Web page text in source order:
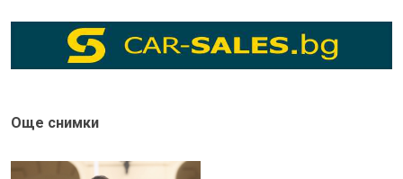
Още снимки